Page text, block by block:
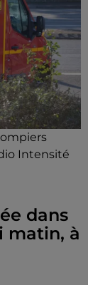
Intensité
dans
matin, à